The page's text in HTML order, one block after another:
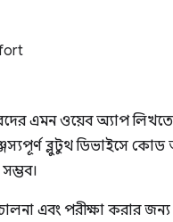
এমন ওয়েব অ্যাপ লিখতে
ব্লুটুথ ডিভাইসে
এবং পরীক্ষা করার